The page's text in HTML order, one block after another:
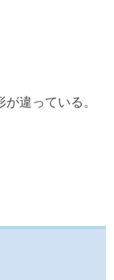
違っている。